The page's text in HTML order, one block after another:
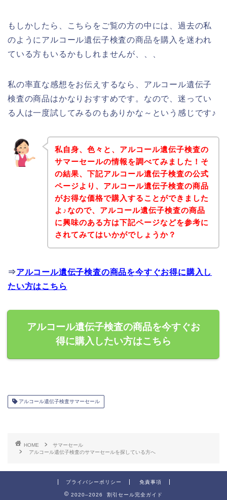
もしかしたら、こちらをご覧の方の中には、過去の私
のようにアルコール遺伝子検査の商品を購入を迷われ
ている方もいるかもしれませんが、、、
私の率直な感想をお伝えするなら、アルコール遺伝子
検査の商品はかなりおすすめです。なので、迷ってい
る人は一度試してみるのもありかな～という感じです♪
私自身、色々と、アルコール遺伝子検査の
サマーセールの情報を調べてみました！そ
の結果、下記アルコール遺伝子検査の公式
ページより、アルコール遺伝子検査の商品
がお得な価格で購入することができました
よ♪なので、アルコール遺伝子検査の商品
に興味のある方は下記ページなどを参考に
されてみてはいかがでしょうか？
⇒アルコール遺伝子検査の商品を今すぐお得に購入し
たい方はこちら
アルコール遺伝子検査の商品を今すぐお
得に購入したい方はこちら
アルコール遺伝子検査サマーセール
HOME
サマーセール
アルコール遺伝子検査のサマーセールを探している方へ
プライバシーポリシー 免責事項
2020–2026 割引セール完全ガイド